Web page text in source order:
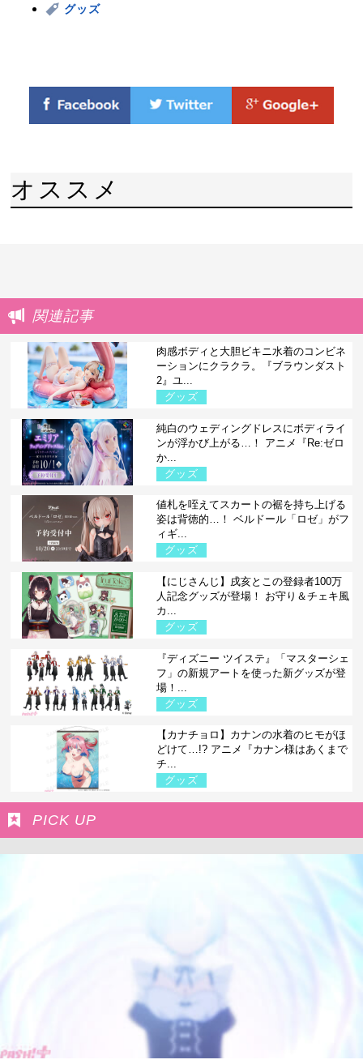
グッズ
オススメ
関連記事
肉感ボディと大胆ビキニ水着のコンビネ
ーションにクラクラ。『ブラウンダスト
2』ユ...
グッズ
純白のウェディングドレスにボディライ
ンが浮かび上がる…！ アニメ『Re:ゼロ
か...
グッズ
値札を咥えてスカートの裾を持ち上げる
姿は背徳的…！ ベルドール「ロゼ」がフ
ィギ...
グッズ
【にじさんじ】戌亥とこの登録者100万
人記念グッズが登場！ お守り＆チェキ風
カ...
グッズ
『ディズニー ツイステ』「マスターシェ
フ」の新規アートを使った新グッズが登
場！...
グッズ
【カナチョロ】カナンの水着のヒモがほ
どけて…!? アニメ『カナン様はあくまで
チ...
グッズ
PICK UP